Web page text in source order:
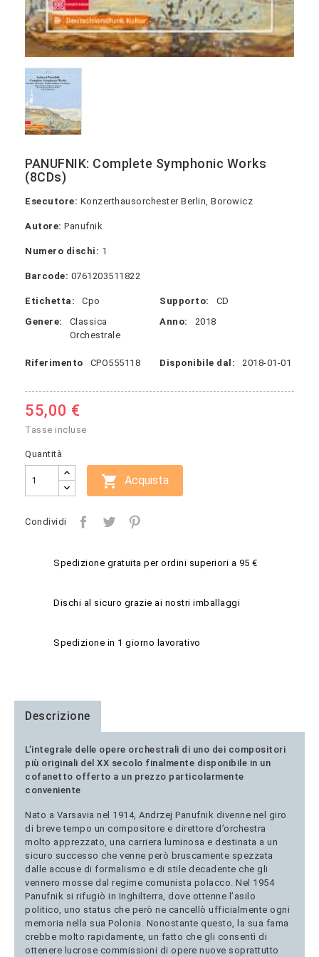
PANUFNIK: Complete Symphonic Works
(8CDs)
Esecutore: Konzerthausorchester Berlin, Borowicz
Autore: Panufnik
Numero dischi: 1
Barcode: 0761203511822
Etichetta: Cpo Supporto:
CD
Genere:
Classica
Orchestrale
Anno: 2018
Riferimento CPO555118 Disponibile dal: 2018-01-01
55,00 €
Tasse incluse
Quantità
 Acquista
Condividi
Spedizione gratuita per ordini superiori a 95 €
Dischi al sicuro grazie ai nostri imballaggi
Spedizione in 1 giorno lavorativo
Descrizione
L’integrale delle opere orchestrali di uno dei compositori
più originali del XX secolo finalmente disponibile in un
cofanetto offerto a un prezzo particolarmente
conveniente
Nato a Varsavia nel 1914, Andrzej Panufnik divenne nel giro
di breve tempo un compositore e direttore d’orchestra
molto apprezzato, una carriera luminosa e destinata a un
sicuro successo che venne però bruscamente spezzata
dalle accuse di formalismo e di stile decadente che gli
vennero mosse dal regime comunista polacco. Nel 1954
Panufnik si rifugiò in Inghilterra, dove ottenne l’asilo
politico, uno status che però ne cancellò ufficialmente ogni
memoria nella sua Polonia. Nonostante questo, la sua fama
crebbe molto rapidamente, un fatto che gli consentì di
ottenere lucrose commissioni di opere nuove soprattutto